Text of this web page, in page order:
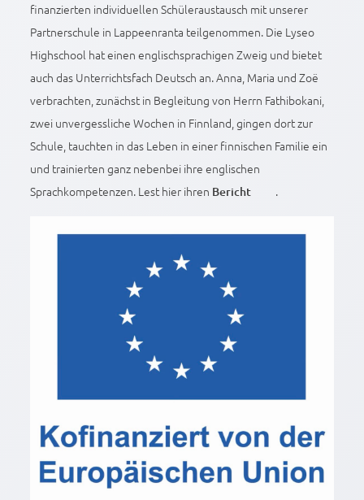
finanzierten individuellen Schüleraustausch mit unserer
Partnerschule in Lappeenranta teilgenommen. Die Lyseo
Highschool hat einen englischsprachigen Zweig und bietet
auch das Unterrichtsfach Deutsch an. Anna, Maria und Zoë
verbrachten, zunächst in Begleitung von Herrn Fathibokani,
zwei unvergessliche Wochen in Finnland, gingen dort zur
Schule, tauchten in das Leben in einer finnischen Familie ein
und trainierten ganz nebenbei ihre englischen
Sprachkompetenzen. Lest hier ihren Bericht .